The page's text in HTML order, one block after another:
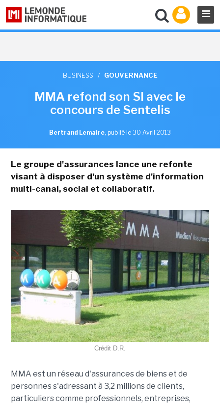
BUSINESS / GOUVERNANCE
MMA refond son SI avec le
concours de Sentelis
Bertrand Lemaire, publié le 30 Avril 2013
Le groupe d'assurances lance une refonte
visant à disposer d'un système d'information
multi-canal, social et collaboratif.
Crédit D.R.
MMA est un réseau d'assurances de biens et de
personnes s'adressant à 3,2 millions de clients,
particuliers comme professionnels, entreprises,